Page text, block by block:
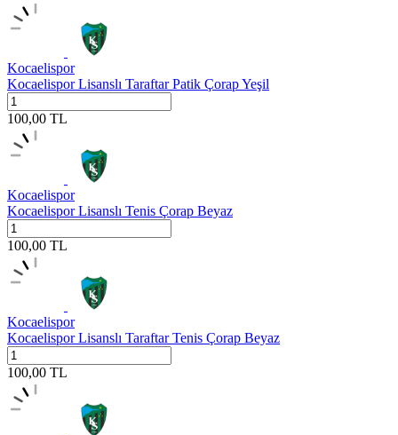
Kocaelispor
Kocaelispor Lisanslı Taraftar Patik Çorap Yeşil
100,00 TL
Kocaelispor
Kocaelispor Lisanslı Tenis Çorap Beyaz
100,00 TL
Kocaelispor
Kocaelispor Lisanslı Taraftar Tenis Çorap Beyaz
100,00 TL